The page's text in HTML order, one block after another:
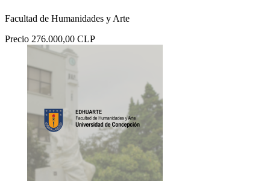
Facultad de Humanidades y Arte
Precio 276.000,00 CLP